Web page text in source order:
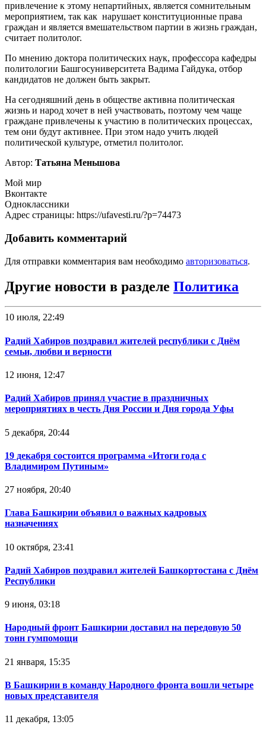
привлечение к этому непартийных, является сомнительным
мероприятием, так как нарушает конституционные права
граждан и является вмешательством партии в жизнь граждан,
считает политолог.
По мнению доктора политических наук, профессора кафедры
политологии Башгосуниверситета Вадима Гайдука, отбор
кандидатов не должен быть закрыт.
На сегодняшний день в обществе активна политическая
жизнь и народ хочет в ней участвовать, поэтому чем чаще
граждане привлечены к участию в политических процессах,
тем они будут активнее. При этом надо учить людей
политической культуре, отметил политолог.
Автор: Татьяна Меньшова
Мой мир
Вконтакте
Одноклассники
Адрес страницы: https://ufavesti.ru/?p=74473
Добавить комментарий
Для отправки комментария вам необходимо авторизоваться.
Другие новости в разделе Политика
10 июля, 22:49
Радий Хабиров поздравил жителей республики с Днём
семьи, любви и верности
12 июня, 12:47
Радий Хабиров принял участие в праздничных
мероприятиях в честь Дня России и Дня города Уфы
5 декабря, 20:44
19 декабря состоится программа «Итоги года с
Владимиром Путиным»
27 ноября, 20:40
Глава Башкирии объявил о важных кадровых
назначениях
10 октября, 23:41
Радий Хабиров поздравил жителей Башкортостана с Днём
Республики
9 июня, 03:18
Народный фронт Башкирии доставил на передовую 50
тонн гумпомощи
21 января, 15:35
В Башкирии в команду Народного фронта вошли четыре
новых представителя
11 декабря, 13:05